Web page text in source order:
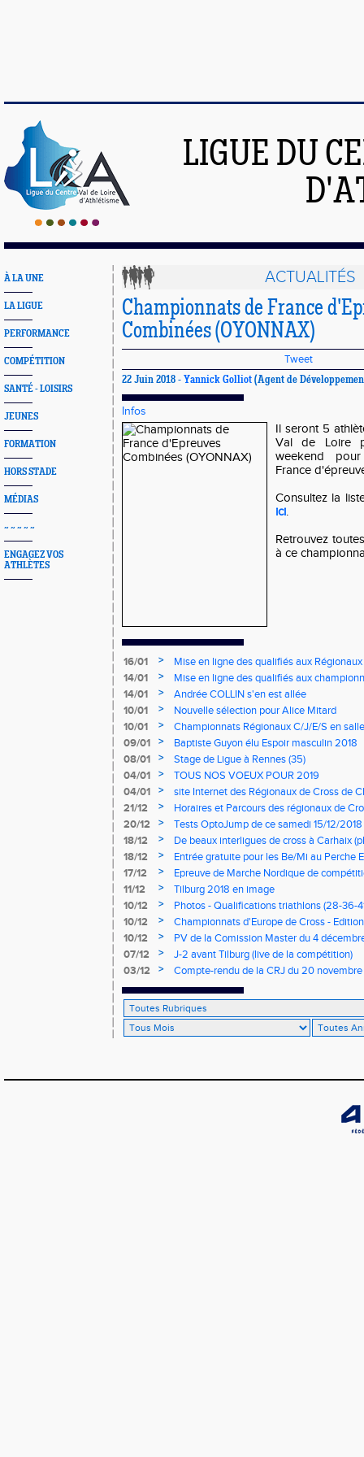
LIGUE DU
À LA UNE
LA LIGUE
PERFORMANCE
COMPÉTITION
SANTÉ - LOISIRS
JEUNES
FORMATION
HORS STADE
MÉDIAS
~ ~ ~ ~ ~
ENGAGEZ VOS
ATHLÈTES
ACTUALITÉS
Championnats de France
Combinées (OYONNAX)
Tweet
22 Juin 2018 - Yannick Golliot (Agent de
Infos
Il seront 5
Val de Loire
weekend
France
Consultez la
ici.
Retrouvez
à ce
16/01 >
Mise en ligne des qualifiés aux
14/01
>
Mise en ligne des qualifiés aux
14/01
>
Andrée COLLIN s'en est allée
10/01
>
Nouvelle sélection pour Alice Mitard
10/01
>
Championnats Régionaux C/J/E/S en
mercredi à 9h00
09/01 >
Baptiste Guyon élu Espoir masculin 2018
08/01
>
Stage de Ligue à Rennes (35)
04/01
>
TOUS NOS VOEUX POUR 2019
04/01
>
site Internet des Régionaux de Cross de
21/12
>
Horaires et Parcours des régionaux de
20/12
>
Tests OptoJump de ce samedi 15/12/2018
18/12
>
De beaux interligues de cross à Carhaix
18/12
>
Entrée gratuite pour les Be/Mi au Perche
17/12
>
Epreuve de Marche Nordique de
de cross du Loir et Cher
11/12 >
Tilburg 2018 en image
10/12
>
Photos - Qualifications triathlons (28-36-
10/12
>
Championnats d'Europe de Cross -
10/12
>
PV de la Comission Master du 4
07/12
>
J-2 avant Tilburg (live de la compétition)
03/12
> Compte-rendu de la CRJ du 20 novembre